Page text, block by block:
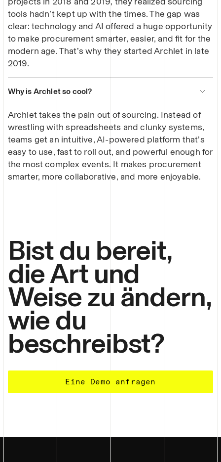
tools hadn’t kept up with the times. The gap was
clear: technology and AI offered a huge opportunity
to make procurement smarter, easier, and fit for the
modern age. That’s why they started Archlet in late
2019.
Why is Archlet so cool?
Archlet takes the pain out of sourcing. Instead of
wrestling with spreadsheets and clunky systems,
teams get an intuitive, AI-powered platform that’s
easy to use, fast to roll out, and powerful enough for
the most complex events. It makes procurement
smarter, more collaborative, and more enjoyable.
Bist du bereit,
die Art und
Weise zu ändern,
wie du
beschreibst?
Eine Demo anfragen